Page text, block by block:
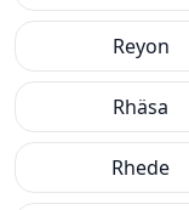
Reyon
Rhäsa
Rhede